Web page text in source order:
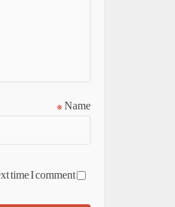
Name
*
time I comment.